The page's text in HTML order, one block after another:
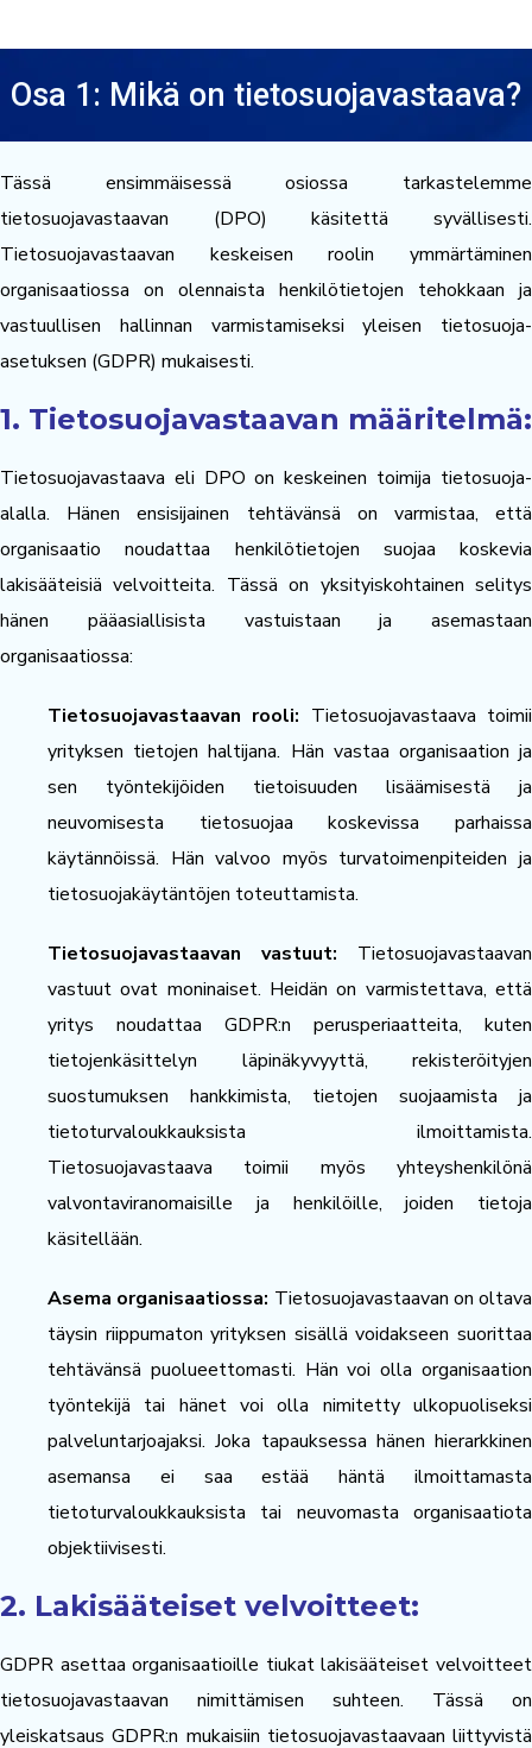
Osa 1: Mikä on tietosuojavastaava?
Tässä ensimmäisessä osiossa tarkastelemme
tietosuojavastaavan (DPO) käsitettä syvällisesti.
Tietosuojavastaavan keskeisen roolin ymmärtäminen
organisaatiossa on olennaista henkilötietojen tehokkaan ja
vastuullisen hallinnan varmistamiseksi yleisen tietosuoja-
asetuksen (GDPR) mukaisesti.
1. Tietosuojavastaavan määritelmä:
Tietosuojavastaava eli DPO on keskeinen toimija tietosuoja-
alalla. Hänen ensisijainen tehtävänsä on varmistaa, että
organisaatio noudattaa henkilötietojen suojaa koskevia
lakisääteisiä velvoitteita. Tässä on yksityiskohtainen selitys
hänen pääasiallisista vastuistaan ja asemastaan
organisaatiossa:
Tietosuojavastaavan rooli: Tietosuojavastaava toimii
yrityksen tietojen haltijana. Hän vastaa organisaation ja
sen työntekijöiden tietoisuuden lisäämisestä ja
neuvomisesta tietosuojaa koskevissa parhaissa
käytännöissä. Hän valvoo myös turvatoimenpiteiden ja
tietosuojakäytäntöjen toteuttamista.
Tietosuojavastaavan vastuut: Tietosuojavastaavan
vastuut ovat moninaiset. Heidän on varmistettava, että
yritys noudattaa GDPR:n perusperiaatteita, kuten
tietojenkäsittelyn läpinäkyvyyttä, rekisteröityjen
suostumuksen hankkimista, tietojen suojaamista ja
tietoturvaloukkauksista ilmoittamista.
Tietosuojavastaava toimii myös yhteyshenkilönä
valvontaviranomaisille ja henkilöille, joiden tietoja
käsitellään.
Asema organisaatiossa: Tietosuojavastaavan on oltava
täysin riippumaton yrityksen sisällä voidakseen suorittaa
tehtävänsä puolueettomasti. Hän voi olla organisaation
työntekijä tai hänet voi olla nimitetty ulkopuoliseksi
palveluntarjoajaksi. Joka tapauksessa hänen hierarkkinen
asemansa ei saa estää häntä ilmoittamasta
tietoturvaloukkauksista tai neuvomasta organisaatiota
objektiivisesti.
2. Lakisääteiset velvoitteet:
GDPR asettaa organisaatioille tiukat lakisääteiset velvoitteet
tietosuojavastaavan nimittämisen suhteen. Tässä on
yleiskatsaus GDPR:n mukaisiin tietosuojavastaavaan liittyvistä